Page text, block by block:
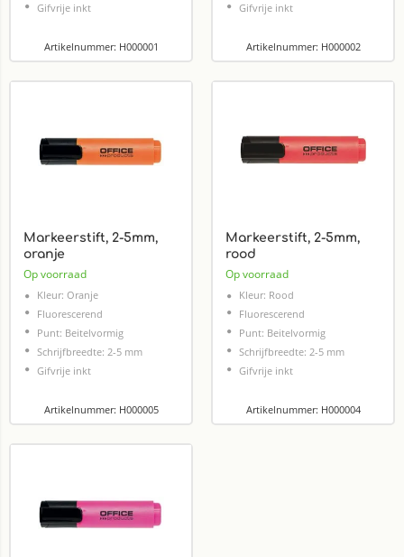
Gifvrije inkt
Artikelnummer: H000001
Gifvrije inkt
Artikelnummer: H000002
Markeerstift, 2-5mm,
oranje
Op voorraad
Kleur: Oranje
Fluorescerend
Punt: Beitelvormig
Schrijfbreedte: 2-5 mm
Gifvrije inkt
Artikelnummer: H000005
Markeerstift, 2-5mm,
rood
Op voorraad
Kleur: Rood
Fluorescerend
Punt: Beitelvormig
Schrijfbreedte: 2-5 mm
Gifvrije inkt
Artikelnummer: H000004